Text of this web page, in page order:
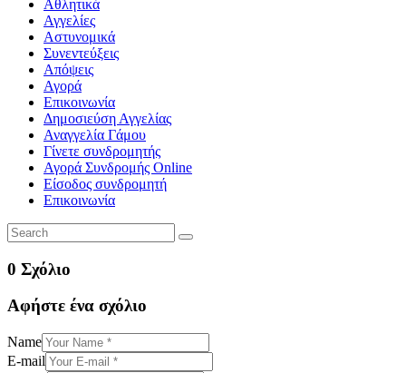
Αθλητικά
Αγγελίες
Αστυνομικά
Συνεντεύξεις
Απόψεις
Αγορά
Επικοινωνία
Δημοσιεύση Αγγελίας
Αναγγελία Γάμου
Γίνετε συνδρομητής
Αγορά Συνδρομής Online
Είσοδος συνδρομητή
Επικοινωνία
0 Σχόλιο
Αφήστε ένα σχόλιο
Name
E-mail